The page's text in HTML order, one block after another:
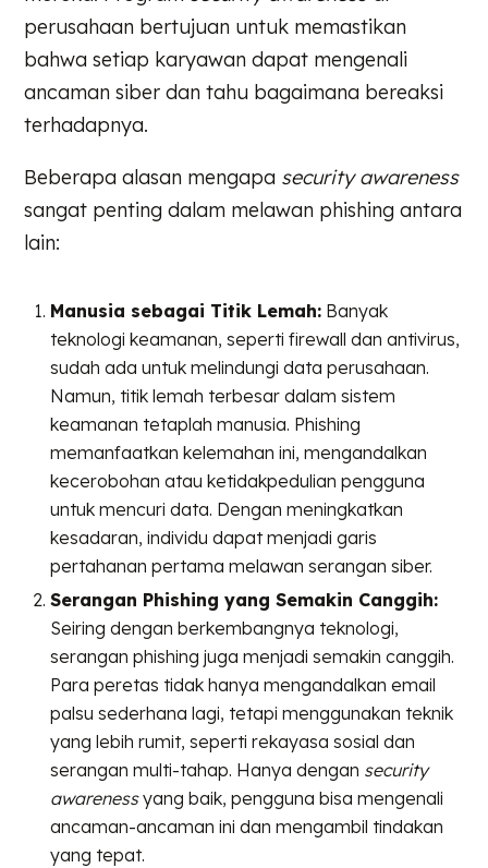
perusahaan bertujuan untuk memastikan
bahwa setiap karyawan dapat mengenali
ancaman siber dan tahu bagaimana bereaksi
terhadapnya.
Beberapa alasan mengapa security awareness
sangat penting dalam melawan phishing antara
lain:
Manusia sebagai Titik Lemah: Banyak
teknologi keamanan, seperti firewall dan antivirus,
sudah ada untuk melindungi data perusahaan.
Namun, titik lemah terbesar dalam sistem
keamanan tetaplah manusia. Phishing
memanfaatkan kelemahan ini, mengandalkan
kecerobohan atau ketidakpedulian pengguna
untuk mencuri data. Dengan meningkatkan
kesadaran, individu dapat menjadi garis
pertahanan pertama melawan serangan siber.
Serangan Phishing yang Semakin Canggih:
Seiring dengan berkembangnya teknologi,
serangan phishing juga menjadi semakin canggih.
Para peretas tidak hanya mengandalkan email
palsu sederhana lagi, tetapi menggunakan teknik
yang lebih rumit, seperti rekayasa sosial dan
serangan multi-tahap. Hanya dengan security
awarenessyang baik, pengguna bisa mengenali
ancaman-ancaman ini dan mengambil tindakan
yang tepat.